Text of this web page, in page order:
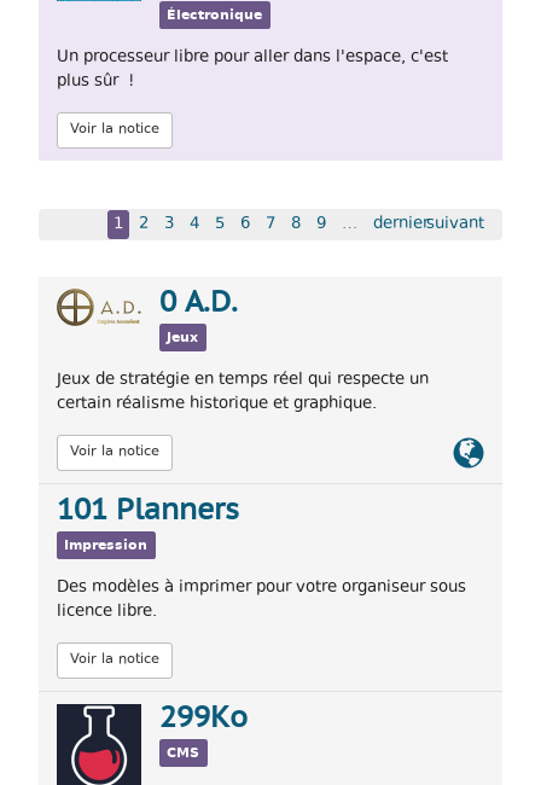
Électronique
Un processeur libre pour aller dans l'espace, c'est
plus sûr !
Voir la notice
1 2 3 4 5 6 7 8 9 … suivant
dernier
0 A.D.
Jeux
Jeux de stratégie en temps réel qui respecte un
certain réalisme historique et graphique.
Voir la notice
Lien
101 Planners
Impression
Des modèles à imprimer pour votre organiseur sous
licence libre.
Voir la notice
299Ko
CMS